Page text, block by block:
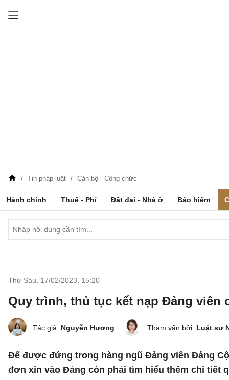
Tin pháp luật Cán bộ - Công chức
Hành chính Thuế - Phí Đất đai - Nhà ở Bảo hiểm
Thứ Sáu, 17/02/2023 15:20
Quy trình, thủ tục kết nạp Đảng viên
Tác giả: Nguyễn Hương Tham vấn bởi: Luật sư
Để được đứng trong hàng ngũ Đảng viên Đảng
đơn xin vào Đảng còn phải tìm hiểu thêm chi tiết